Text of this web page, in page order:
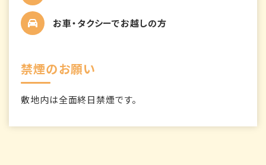
お車・タクシーでお越しの方
禁煙のお願い
敷地内は全面終日禁煙です。